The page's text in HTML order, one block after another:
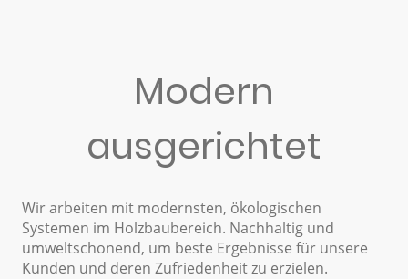
Modern
ausgerichtet
Wir arbeiten mit modernsten, ökologischen
Systemen im Holzbaubereich. Nachhaltig und
umweltschonend, um beste Ergebnisse für unsere
Kunden und deren Zufriedenheit zu erzielen.